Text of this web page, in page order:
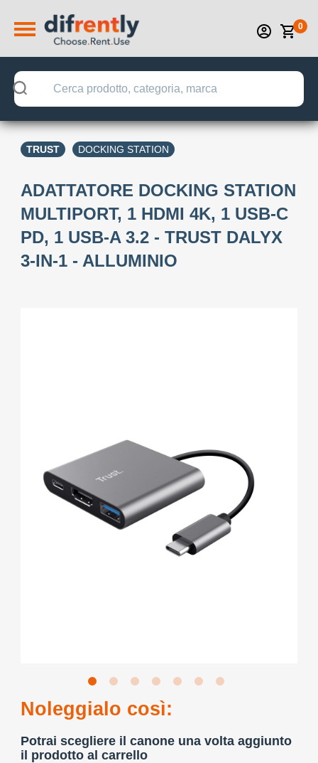
0
TRUST DOCKING STATION
ADATTATORE DOCKING STATION
MULTIPORT, 1 HDMI 4K, 1 USB-C
PD, 1 USB-A 3.2 - TRUST DALYX
3-IN-1 - ALLUMINIO
Noleggialo così:
Potrai scegliere il canone una volta aggiunto
il prodotto al carrello